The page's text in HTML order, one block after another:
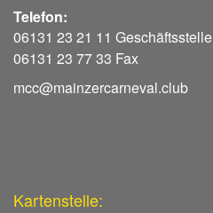
Telefon:
06131 23 21 11 Geschäftsstelle
06131 23 77 33 Fax
mcc@mainzercarneval.club
Kartenstelle: